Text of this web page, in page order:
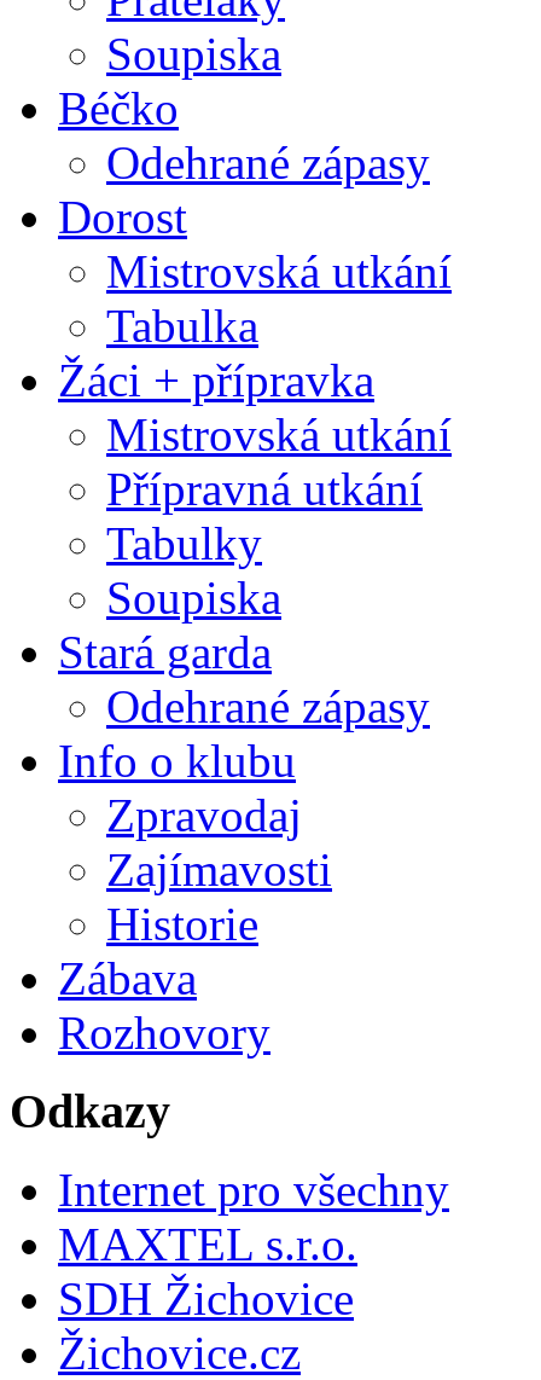
Soupiska
Béčko
Odehrané zápasy
Dorost
Mistrovská utkání
Tabulka
Žáci + přípravka
Mistrovská utkání
Přípravná utkání
Tabulky
Soupiska
Stará garda
Odehrané zápasy
Info o klubu
Zpravodaj
Zajímavosti
Historie
Zábava
Rozhovory
Odkazy
Internet pro všechny
MAXTEL s.r.o.
SDH Žichovice
Žichovice.cz